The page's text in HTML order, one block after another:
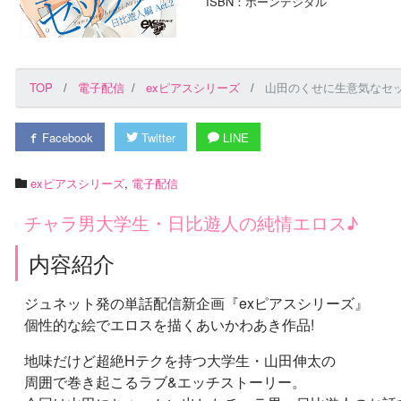
TOP 電子配信 exピアスシリーズ 山田のくせに生意気なセ
Facebook Twitter LINE
exピアスシリーズ, 電子配信
チャラ男大学生・日比遊人の純情エロス♪
内容紹介
ジュネット発の単話配信新企画『exピアスシリーズ』
個性的な絵でエロスを描くあいかわあき作品!
地味だけど超絶Hテクを持つ大学生・山田伸太の
周囲で巻き起こるラブ&エッチストーリー。